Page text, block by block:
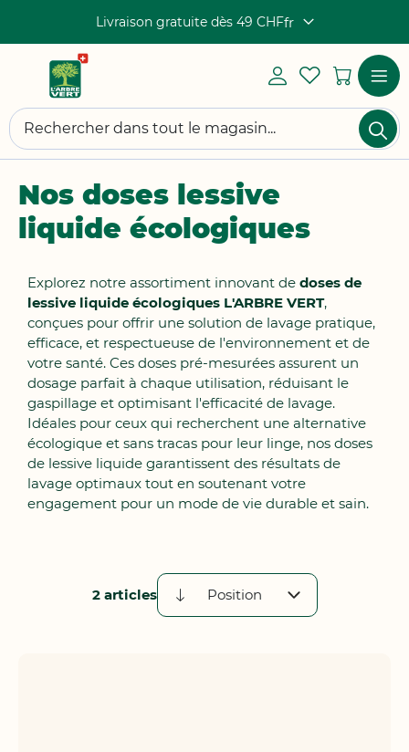
Livraison gratuite dès 49 CHFLangue
fr
Chercher
Mon
compte
My
Wishlist
Mon
Nos doses lessive
liquide écologiques
Explorez notre assortiment innovant de doses de
lessive liquide écologiques L'ARBRE VERT,
conçues pour offrir une solution de lavage pratique,
efficace, et respectueuse de l'environnement et de
votre santé. Ces doses pré-mesurées assurent un
dosage parfait à chaque utilisation, réduisant le
gaspillage et optimisant l'efficacité de lavage.
Idéales pour ceux qui recherchent une alternative
écologique et sans tracas pour leur linge, nos doses
de lessive liquide garantissent des résultats de
lavage optimaux tout en soutenant votre
engagement pour un mode de vie durable et sain.
2articles
Par